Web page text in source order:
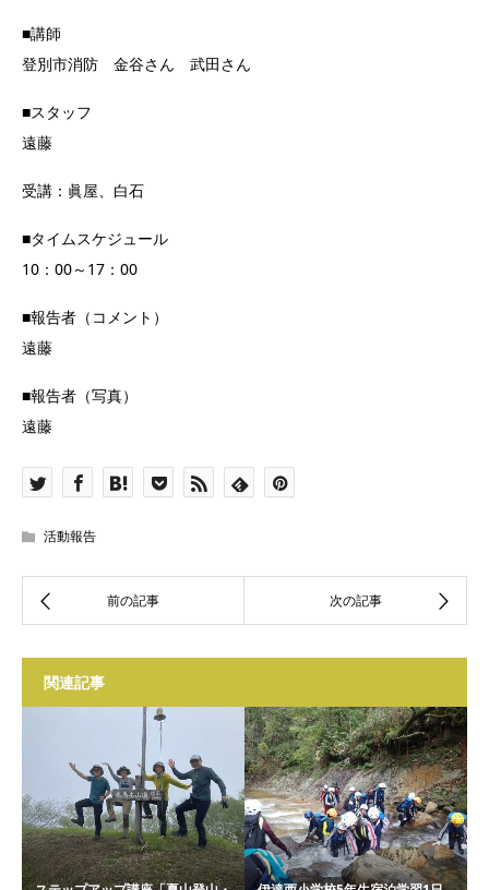
■講師
登別市消防 金谷さん 武田さん
■スタッフ
遠藤
受講：眞屋、白石
■タイムスケジュール
10：00～17：00
■報告者（コメント）
遠藤
■報告者（写真）
遠藤
活動報告
関連記事